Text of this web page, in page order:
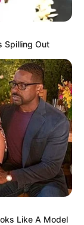
Spilling Out
Like A Model